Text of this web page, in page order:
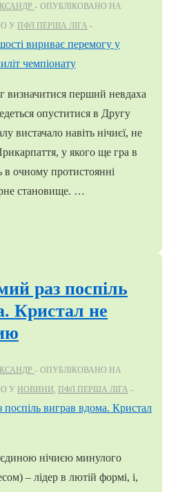
ОПУБЛІКОВАНО НА
У ПФЛ ПЕРША ЛІГА
визначитися перший невдаха
опуститися в Другу
вистачало навіть нічиєї, не
у якого ще гра в
в очному протистоянні
становище. …
раз поспіль
Кристал не
ОПУБЛІКОВАНО НА
У НОВИНИ, ПФЛ ПЕРША ЛІГА
єдиною нічиєю минулого
– лідер в лютій формі, і,